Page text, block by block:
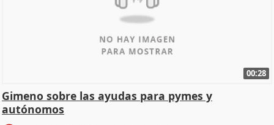
00:28
Gimeno sobre las ayudas para pymes y
autónomos